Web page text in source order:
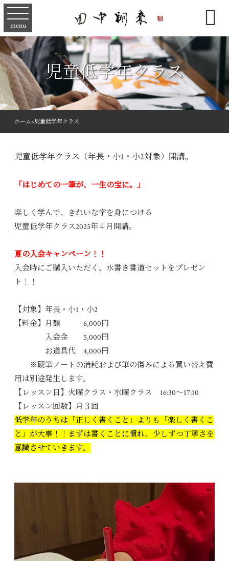
menu 
児童低学年クラス
ホーム> 児童低学年クラス
児童低学年クラス（年長・小1・小2対象）開講。
「はじめての一筆が、一生の宝に。」
楽しく学んで、きれいな字を身につける
児童低学年クラス2025年４月開講。
夏の入会キャンペーン！！
入会時にご購入いただく、水書き書道セットをプレゼン
ト！！
【対象】年長・小1・小2
【料金】月額 6,000円
入会金 5,000円
お道具代 4,000円
※硬筆ノートの消耗および筆の傷みによる買い替え費
用は別途発生します。
【レッスン日】火曜クラス・水曜クラス 16:30〜17:10
【レッスン回数】月３回
低学年のうちは「正しく書くこと」よりも「楽しく書くこ
と」が大事！！ まずは書くことに慣れ、少しずつ丁寧さを
意識させていきます。